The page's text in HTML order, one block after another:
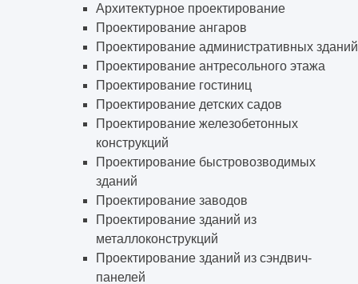
Архитектурное проектирование
Проектирование ангаров
Проектирование административных зданий
Проектирование антресольного этажа
Проектирование гостиниц
Проектирование детских садов
Проектирование железобетонных
конструкций
Проектирование быстровозводимых
зданий
Проектирование заводов
Проектирование зданий из
металлоконструкций
Проектирование зданий из сэндвич-
панелей